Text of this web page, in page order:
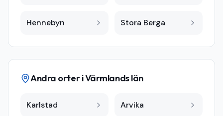
Hennebyn Stora Berga
Andra orter iVärmlands län
Karlstad Arvika